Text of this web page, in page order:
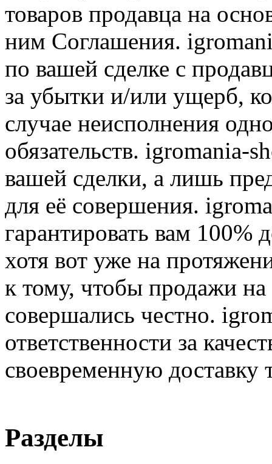
товаров продавца на
ним Соглашения.
по вашей сделке с
за убытки и/или ущерб,
случае неисполнения
обязательств. igromania-
вашей сделки, а лишь
для её совершения.
гарантировать вам 100%
хотя вот уже на
к тому, чтобы продажи
совершались честно.
ответственности за
своевременную доставку
Разделы